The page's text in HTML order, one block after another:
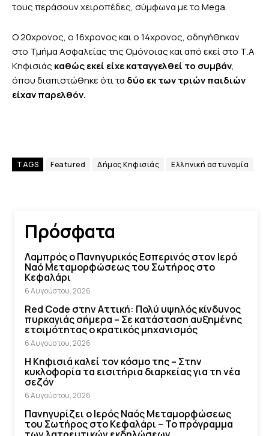
τους περάσουν χειροπέδες, σύμφωνα με το Mega.
Ο 20χρονος, ο 16χρονος και ο 14χρονος, οδηγήθηκαν
στο Τμήμα Ασφαλείας της Ομόνοιας και από εκεί στο Τ.Α
Κηφισιάς καθώς εκεί είχε καταγγελθεί το συμβάν,
όπου διαπιστώθηκε ότι τα δύο εκ των τριών παιδιών
είχαν παρελθόν.
TAGS Featured Δήμος Κηφισιάς Ελληνική αστυνομία
Πρόσφατα
Λαμπρός ο Πανηγυρικός Εσπερινός στον Ιερό
Ναό Μεταμορφώσεως του Σωτήρος στο
Κεφαλάρι
6 Αυγούστου, 2026
Red Code στην Αττική: Πολύ υψηλός κίνδυνος
πυρκαγιάς σήμερα – Σε κατάσταση αυξημένης
ετοιμότητας ο κρατικός μηχανισμός
6 Αυγούστου, 2026
Η Κηφισιά καλεί τον κόσμο της – Στην
κυκλοφορία τα εισιτήρια διαρκείας για τη νέα
σεζόν
6 Αυγούστου, 2026
Πανηγυρίζει ο Ιερός Ναός Μεταμορφώσεως
του Σωτήρος στο Κεφαλάρι – Το πρόγραμμα